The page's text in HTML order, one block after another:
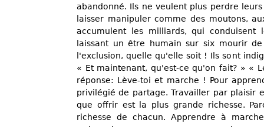
abandonné. Ils ne veulent plus perdre
laisser manipuler comme des moutons,
accumulent les milliards, qui conduisent
laissant un être humain sur six mourir
l'exclusion, quelle qu'elle soit ! Ils sont
« Et maintenant, qu'est-ce qu'on fait? » «
réponse: Lève-toi et marche ! Pour
privilégié de partage. Travailler par plaisir
que offrir est la plus grande richesse.
richesse de chacun. Apprendre à